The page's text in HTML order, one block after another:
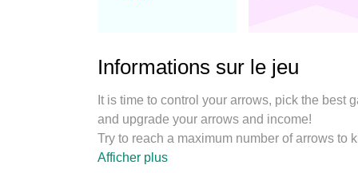
Informations sur le jeu
It is time to control your arrows, pick the best
and upgrade your arrows and income!
Try to reach a maximum number of arrows to
Become the master of arrow control!
Afficher plus